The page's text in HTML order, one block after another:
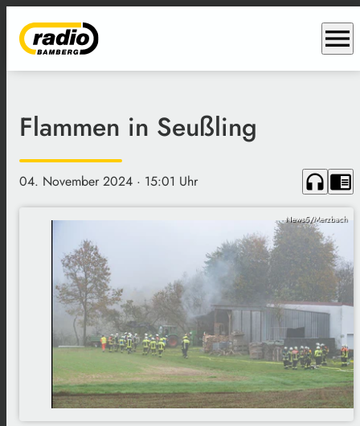
menu
Flammen in Seußling
04. November 2024 · 15:01 Uhr headphones chrome_reader_mode
News5/Merzbach